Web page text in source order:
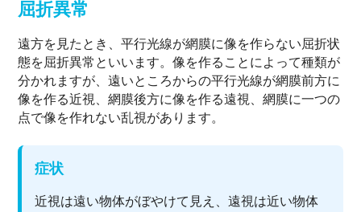
屈折異常
遠方を見たとき、平行光線が網膜に像を作らない屈折状
態を屈折異常といいます。像を作ることによって種類が
分かれますが、遠いところからの平行光線が網膜前方に
像を作る近視、網膜後方に像を作る遠視、網膜に一つの
点で像を作れない乱視があります。
症状
近視は遠い物体がぼやけて見え、遠視は近い物体